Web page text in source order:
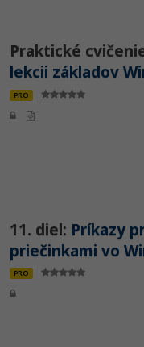
Praktické
lekcii základov
PRO
11. diel: Príkazy
priečinkami vo
PRO